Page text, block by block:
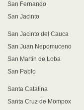
San Fernando
San Jacinto
San Jacinto del Cauca
San Juan Nepomuceno
San Martín de Loba
San Pablo
Santa Catalina
Santa Cruz de Mompox